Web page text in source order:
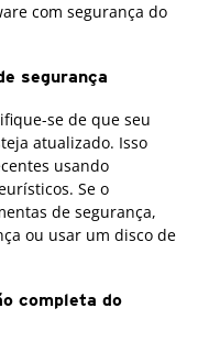
com segurança do
segurança
se de que seu
atualizado. Isso
usando
Se o
de segurança,
ou usar um disco de
completa do